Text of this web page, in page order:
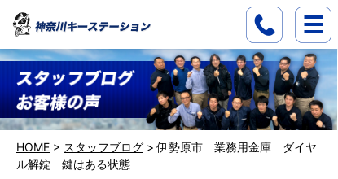
HOME > スタッフブログ >伊勢原市 業務用金庫 ダイヤ
ル解錠 鍵はある状態